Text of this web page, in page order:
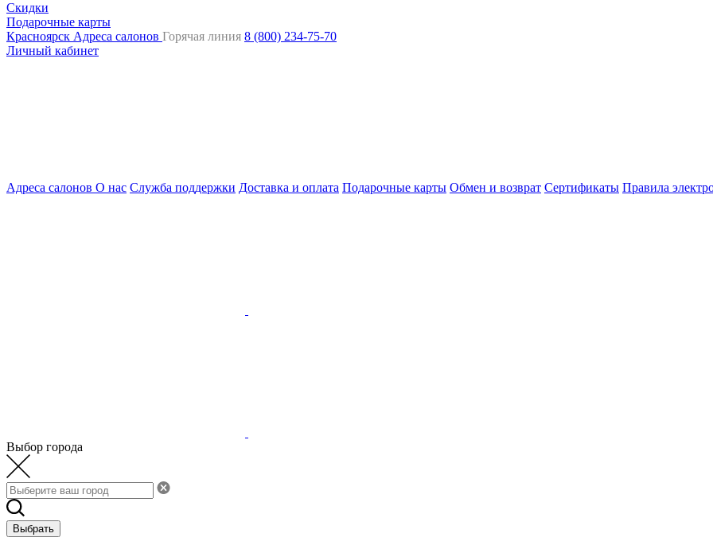
Скидки
Подарочные карты
Красноярск Адреса салонов Горячая линия 8 (800) 234-75-70
Личный кабинет
Адреса салонов О нас Служба поддержки Доставка и оплата Подарочные карты Обмен и возврат Сертификаты Правила
Выбор города
Выбрать